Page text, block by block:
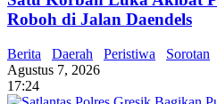
Roboh di Jalan Daendels
Berita Daerah Peristiwa
Sorotan
Agustus 7, 2026
17:24